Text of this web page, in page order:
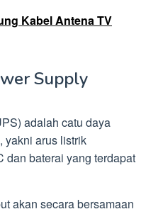
Kabel Antena TV
Supply
adalah catu daya
yakni arus listrik
dan baterai yang terdapat
akan secara bersamaan